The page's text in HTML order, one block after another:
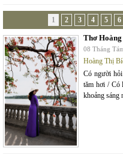
1 2 3 4 5 6
Thơ
08 Tháng
Hoàng Thị
Có người
tăm hơi / Có
khoảng sáng